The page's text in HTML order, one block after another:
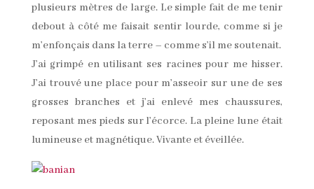
plusieurs mètres de large. Le simple fait de me tenir
debout à côté me faisait sentir lourde, comme si je
m’enfonçais dans la terre – comme s’il me soutenait.
J’ai grimpé en utilisant ses racines pour me hisser.
J’ai trouvé une place pour m’asseoir sur une de ses
grosses branches et j’ai enlevé mes chaussures,
reposant mes pieds sur l’écorce. La pleine lune était
lumineuse et magnétique. Vivante et éveillée.